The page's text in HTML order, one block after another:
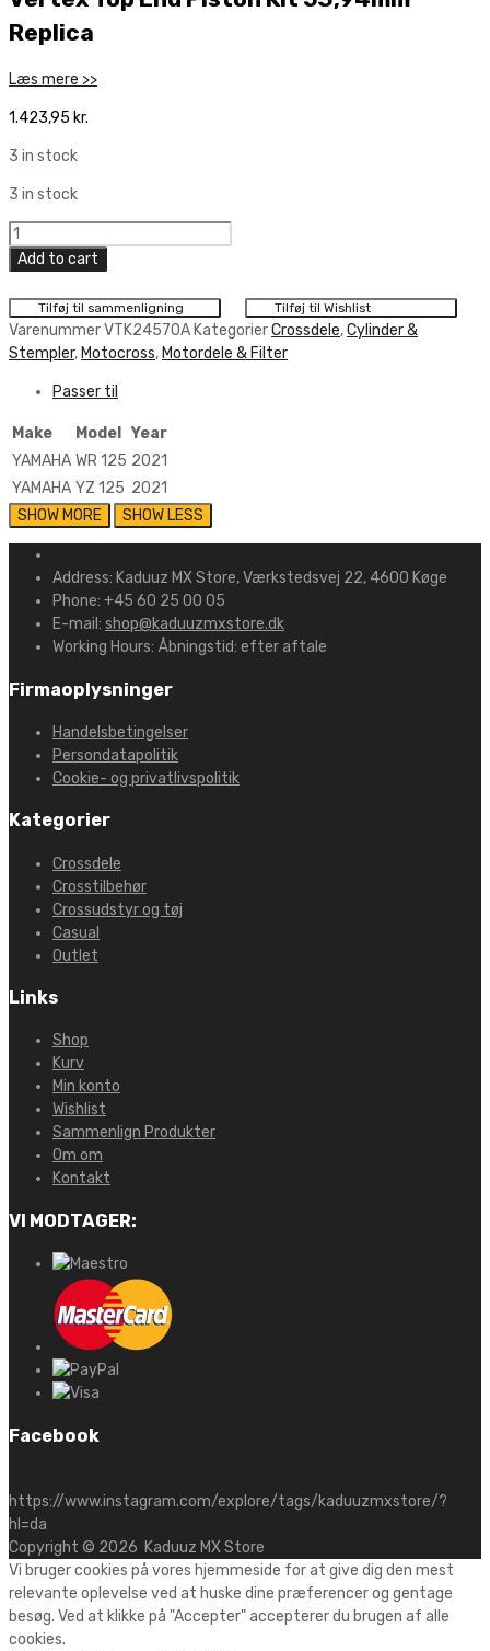
Replica
Læs mere >>
1.423,95 kr.
3 in stock
3 in stock
Vertex
Top
End
Piston
Kit
53,94mm
quantity
Add to cart
Tilføj til sammenligning Tilføj til Wishlist
VarenummerVTK24570A KategorierCrossdele,Cylinder &
Stempler, Motocross, Motordele & Filter
Passer til
Make Model
Year
YAMAHA WR 125 2021
YAMAHA YZ 125 2021
Address: Kaduuz MX Store, Værkstedsvej 22, 4600 Køge
Phone: +45 60 25 00 05
E-mail: shop@kaduuzmxstore.dk
Working Hours: Åbningstid: efter aftale
Firmaoplysninger
Handelsbetingelser
Persondatapolitik
Cookie- og privatlivspolitik
Kategorier
Crossdele
Crosstilbehør
Crossudstyr og tøj
Casual
Outlet
Links
Shop
Kurv
Min konto
Wishlist
Sammenlign Produkter
Om om
Kontakt
VI MODTAGER:
Facebook
https://www.instagram.com/explore/tags/kaduuzmxstore/?
hl=da
Copyright © 2026 Kaduuz MX Store
Vi bruger cookies på vores hjemmeside for at give dig den mest
relevante oplevelse ved at huske dine præferencer og gentage
besøg. Ved at klikke på "Accepter" accepterer du brugen af alle
cookies.